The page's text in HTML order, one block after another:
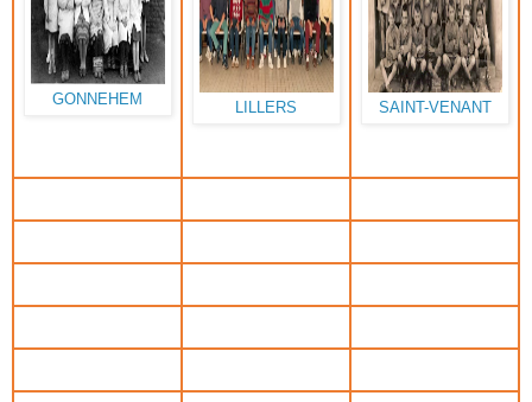
GONNEHEM LILLERS SAINT-VENANT